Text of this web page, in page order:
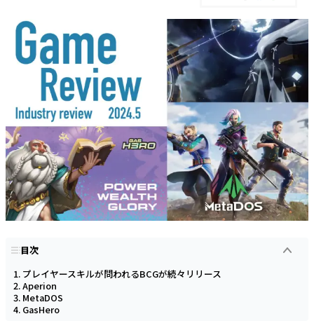
目次
プレイヤースキルが問われるBCGが続々リリース
Aperion
MetaDOS
GasHero